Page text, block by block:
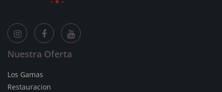
Nuestra Oferta
Los Gamas
Restauracion